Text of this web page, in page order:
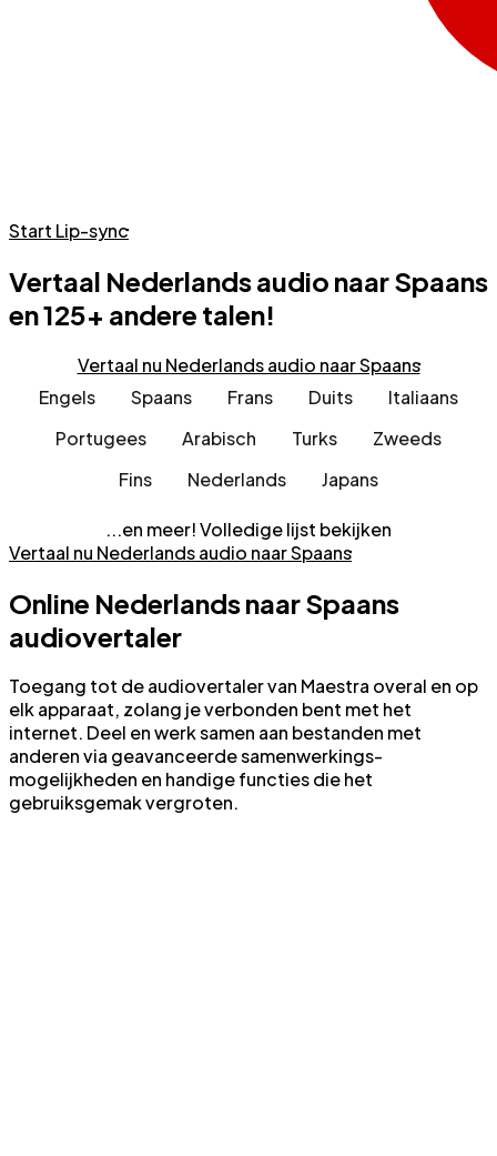
Start Lip-sync
Vertaal Nederlands audio naar Spaans
en 125+ andere talen!
Vertaal nu Nederlands audio naar Spaans
Engels
Spaans Frans Duits
Italiaans
Portugees
Arabisch Turks
Zweeds
Fins
Nederlands Japans
...en meer!Volledige lijst bekijken
Vertaal nu Nederlands audio naar Spaans
Online Nederlands naar Spaans
audiovertaler
Toegang tot de audiovertaler van Maestra overal en op
elk apparaat, zolang je verbonden bent met het
internet. Deel en werk samen aan bestanden met
anderen via geavanceerde samenwerkings­
mogelijkheden en handige functies die het
gebruiksgemak vergroten.